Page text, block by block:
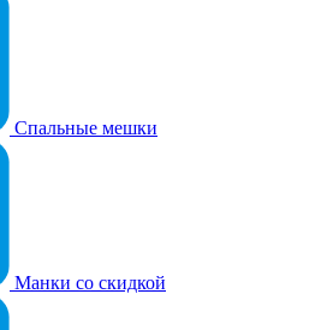
Спальные мешки
Манки со скидкой